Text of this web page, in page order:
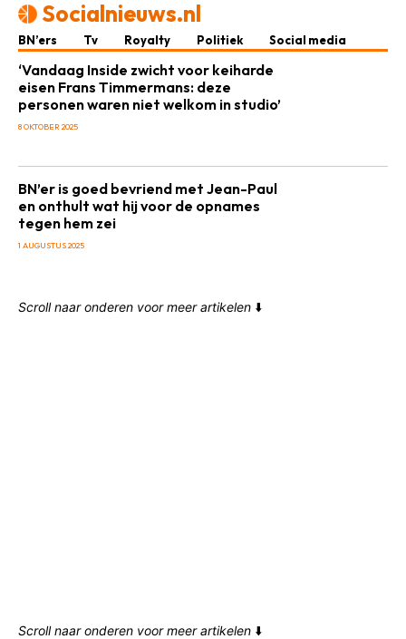
Socialnieuws.nl
BN’ers Tv Royalty Politiek Social media
‘Vandaag Inside zwicht voor keiharde
eisen Frans Timmermans: deze
personen waren niet welkom in studio’
8 OKTOBER 2025
BN’er is goed bevriend met Jean-Paul
en onthult wat hij voor de opnames
tegen hem zei
1 AUGUSTUS 2025
Scroll naar onderen voor meer artikelen ⬇️
Scroll naar onderen voor meer artikelen ⬇️